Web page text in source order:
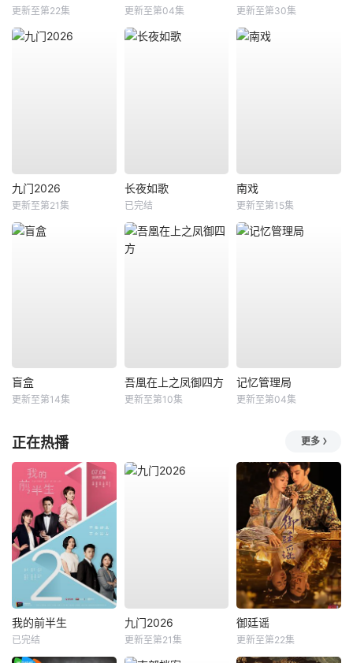
更新至第22集 更新至第04集 更新至第30集
九门2026
更新至第21集
长夜如歌
已完结
南戏
更新至第15集
盲盒
更新至第14集
吾凰在上之凤御四方
更新至第10集
记忆管理局
更新至第04集
正在热播 更多
我的前半生
已完结
九门2026
更新至第21集
御廷谣
更新至第22集